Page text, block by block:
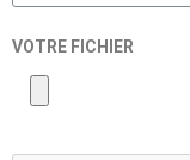
VOTRE FICHIER